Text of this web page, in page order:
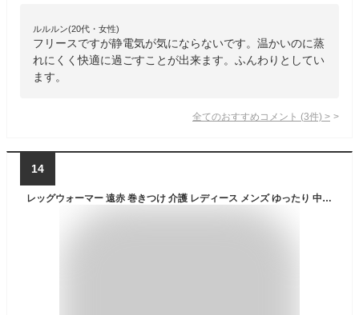
ルルルン(20代・女性)
フリースですが静電気が気にならないです。温かいのに蒸
れにくく快適に過ごすことが出来ます。ふんわりとしてい
ます。
全てのおすすめコメント (3件) >
14
レッグウォーマー 遠赤 巻きつけ 介護 レディース メンズ ゆったり 中綿 防寒 冷房対策 冷え ふんわり ふくらはぎ 暖かい 温め グッズ 調整 簡単 敬老の日 自分サイズ 楽々 左右セット 男女兼用 男性用 父の日 高齢者 人気 マジックテープ フリース プレゼント 贈り物 Tetote